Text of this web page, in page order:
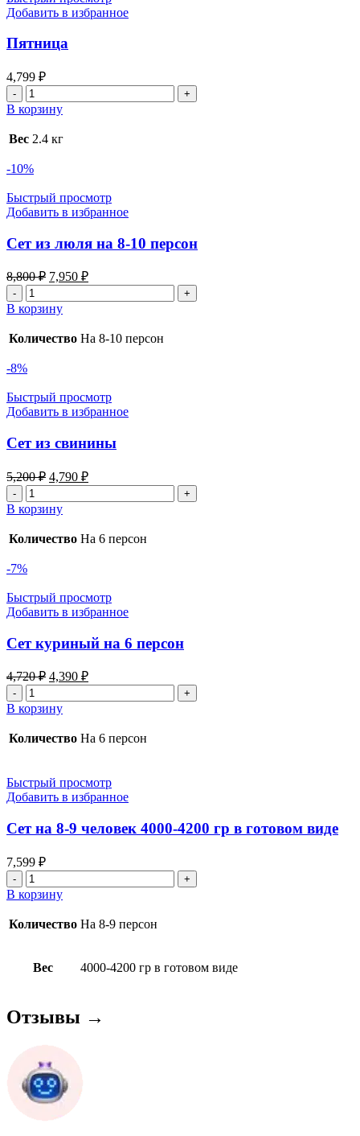
Добавить в избранное
Пятница
4,799 ₽
Количество
товара
Пятница
В корзину
Вес 2.4 кг
-10%
Быстрый просмотр
Добавить в избранное
Сет из люля на 8-10 персон
8,800₽ Первоначальная
цена
составляла
8,800 ₽.
7,950 ₽Текущая
цена:
7,950 ₽.
Количество
товара
Сет
из
на
8-
10
персон
В корзину
Количество На 8-10 персон
-8%
Быстрый просмотр
Добавить в избранное
Сет из свинины
5,200₽ Первоначальная
цена
составляла
5,200 ₽.
4,790 ₽Текущая
цена:
4,790 ₽.
Количество
товара
Сет
из
В корзину
Количество На 6 персон
-7%
Быстрый просмотр
Добавить в избранное
Сет куриный на 6 персон
4,720₽ Первоначальная
цена
составляла
4,720 ₽.
4,390 ₽Текущая
цена:
4,390 ₽.
Количество
товара
Сет
куриный
персон
В корзину
Количество На 6 персон
Быстрый просмотр
Добавить в избранное
Сет на 8-9 человек 4000-4200 гр в готовом виде
7,599 ₽
Количество
товара
Сет
на
человек
в
В корзину
Количество На 8-9 персон
Вес 4000-4200 гр в готовом виде
Отзывы →